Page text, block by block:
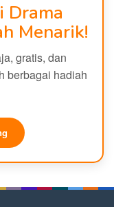
Drama
Menarik!
gratis, dan
berbagai hadiah